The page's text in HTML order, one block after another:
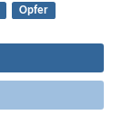
Opfer